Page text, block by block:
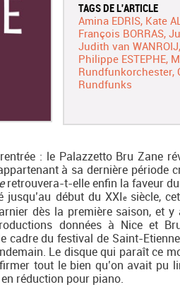
TAGS DE L'ARTICLE
Amina EDRIS Kate
François BORRAS
Judith van WANROIJ
Philippe ESTEPHE
Rundfunkorchester
Rundfunks
: le Palazzetto Bru Zane
à sa dernière période
retrouvera-t-elle enfin la faveur
début du XXIe siècle,
dès la première saison, et
données à Nice et
cadre du festival de Saint-
Le disque qui paraît ce
tout le bien qu’on avait pu
réduction pour piano.